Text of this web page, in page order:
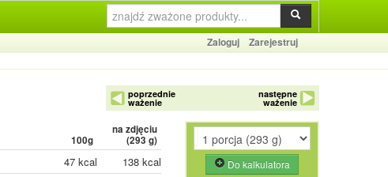
Zaloguj
Zarejestruj
poprzednie
ważenie
następne
ważenie
100g
na zdjęciu
(293 g)
47 kcal
138 kcal
Do kalkulatora